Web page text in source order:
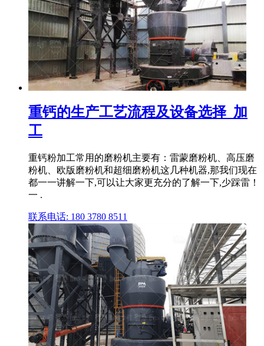
重钙的生产工艺流程及设备选择_加
工
重钙粉加工常用的磨粉机主要有：雷蒙磨粉机、高压磨
粉机、欧版磨粉机和超细磨粉机这几种机器,那我们现在
都一一讲解一下,可以让大家更充分的了解一下,少踩雷！
一 .
联系电话: 180 3780 8511